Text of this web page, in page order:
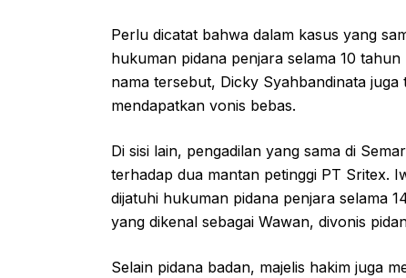
Perlu dicatat bahwa dalam kasus yang
hukuman pidana penjara selama 10
nama tersebut, Dicky Syahbandinata
mendapatkan vonis bebas.
Di sisi lain, pengadilan yang sama di
terhadap dua mantan petinggi PT Sritex.
dijatuhi hukuman pidana penjara selama
yang dikenal sebagai Wawan, divonis
Selain pidana badan, majelis hakim juga